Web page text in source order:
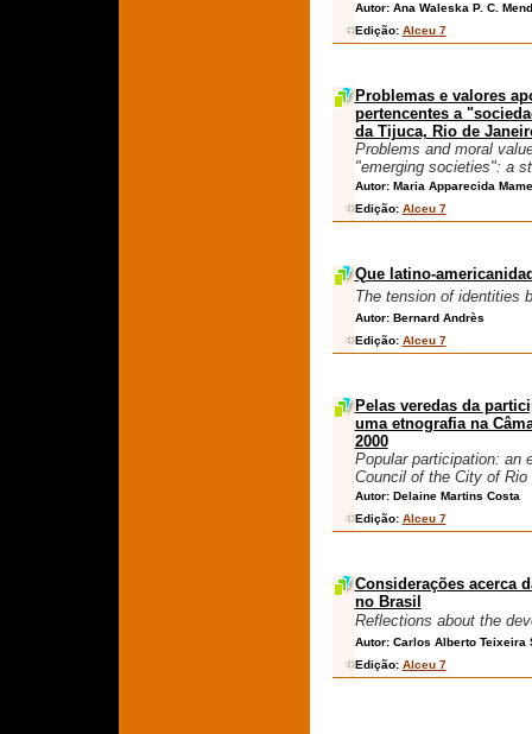
Autor: Ana Waleska P. C.
Edição: Alceu 7
Problemas e valores
pertencentes a
da Tijuca, Rio de
Problems and moral
"emerging societies": a
Autor: Maria Apparecida
Edição: Alceu 7
Que latino-
The tension of identities
Autor: Bernard Andrès
Edição: Alceu 7
Pelas veredas da
uma etnografia na
2000
Popular participation: an
Council of the City of Rio
Autor: Delaine Martins Costa
Edição: Alceu 7
Considerações acerca
no Brasil
Reflections about the
Autor: Carlos Alberto Teixeira
Edição: Alceu 7